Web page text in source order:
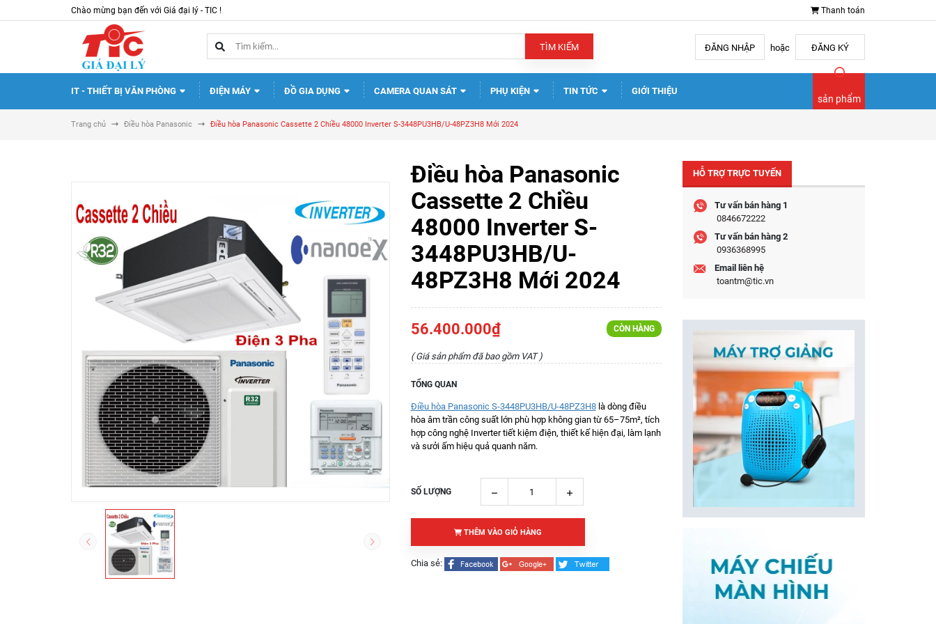
Chào mừng bạn đến với Giá đại lý - TIC ! Thanh toán
TÌM KIẾM ĐĂNG NHẬP hoặc ĐĂNG KÝ
IT - THIẾT BỊ VĂN PHÒNG ĐIỆN MÁY ĐỒ GIA DỤNG CAMERA QUAN SÁT PHỤ KIỆN TIN TỨC GIỚI THIỆU
sản phẩm
Trang chủ Điều hòa Panasonic Điều hòa Panasonic Cassette 2 Chiều 48000 Inverter S-3448PU3HB/U-48PZ3H8 Mới 2024
Điều hòa Panasonic
Cassette 2 Chiều
48000 Inverter S-
3448PU3HB/U-
48PZ3H8 Mới 2024
56.400.000₫ CÒN HÀNG
( Giá sản phẩm đã bao gồm VAT )
TỔNG QUAN
Điều hòa Panasonic S-3448PU3HB/U-48PZ3H8là dòng điều
hòa âm trần công suất lớn phù hợp không gian từ 65–75m², tích
hợp công nghệ Inverter tiết kiệm điện, thiết kế hiện đại, làm lạnh
và sưởi ấm hiệu quả quanh năm.
SỐ LƯỢNG
THÊM VÀO GIỎ HÀNG
Chia sẻ:
HỖ TRỢ TRỰC TUYẾN
Tư vấn bán hàng 1
0846672222
Tư vấn bán hàng 2
0936368995
Email liên hệ
toantm@tic.vn